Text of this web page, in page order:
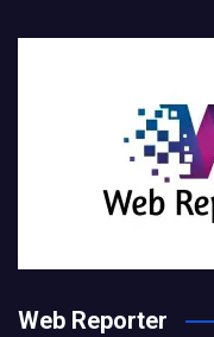
Web Reporter